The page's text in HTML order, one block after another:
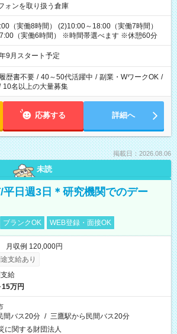
ォンを取り扱う倉庫
（実働8時間） (2)10:00～18:00（実働7時間）
（実働6時間） ※時間帯選べます ※休憩60分
9月スタート予定
履歴書不要 / 40～50代活躍中 / 副業・WワークOK /
10名以上の大量募集
応募する 詳細へ
掲載日：2026.08.06
未読
日週3日＊研究機関でのデー
ブランクOK WEB登録・面接OK
月収例 120,000円
支給あり
給
万円
間バス20分 / 三鷹駅から民間バス20分
に関する財団法人